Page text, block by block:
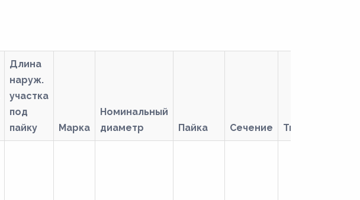
Длина
наруж.
участка
под
пайку
Марка
Номинальный
диаметр
Пайка Сечение Тип